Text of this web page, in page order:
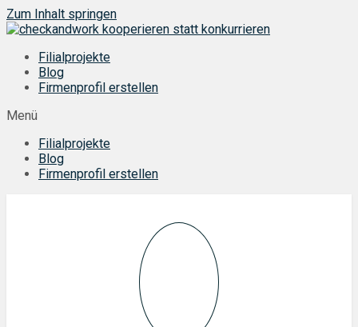
Zum Inhalt springen
Filialprojekte
Blog
Firmenprofil erstellen
Menü
Filialprojekte
Blog
Firmenprofil erstellen